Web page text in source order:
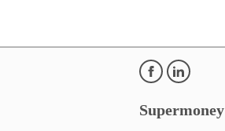
Supermoney